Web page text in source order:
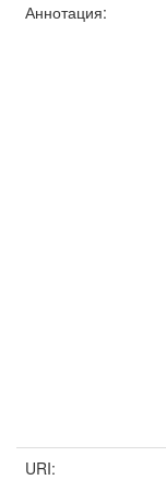
Аннотация:
URI: